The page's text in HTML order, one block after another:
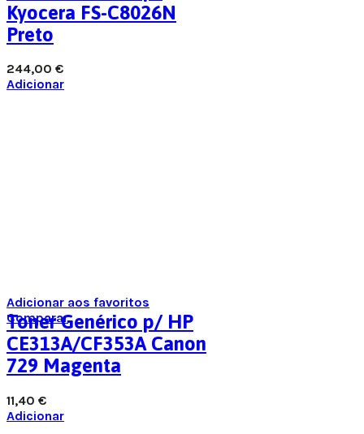
Kyocera FS-C8026N
Preto
244,00 €
Adicionar
Adicionar aos favoritos
Comparar
Toner Genérico p/ HP
CE313A/CF353A Canon
729 Magenta
11,40 €
Adicionar